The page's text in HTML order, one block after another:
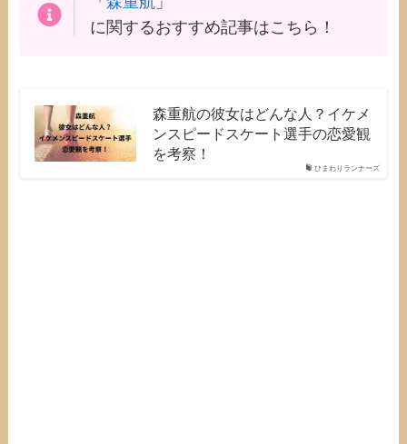
に関するおすすめ記事はこちら！
ひまわりランナーズ
森重航の彼女はどんな人？イケメ
ンスピードスケート選手の恋愛観
を考察！